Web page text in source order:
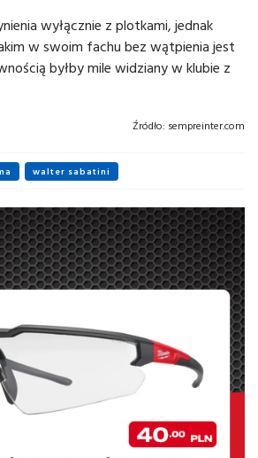
wyłącznie z plotkami, jednak
w swoim fachu bez wątpienia jest
byłby mile widziany w klubie z
Źródło: sempreinter.com
walter sabatini